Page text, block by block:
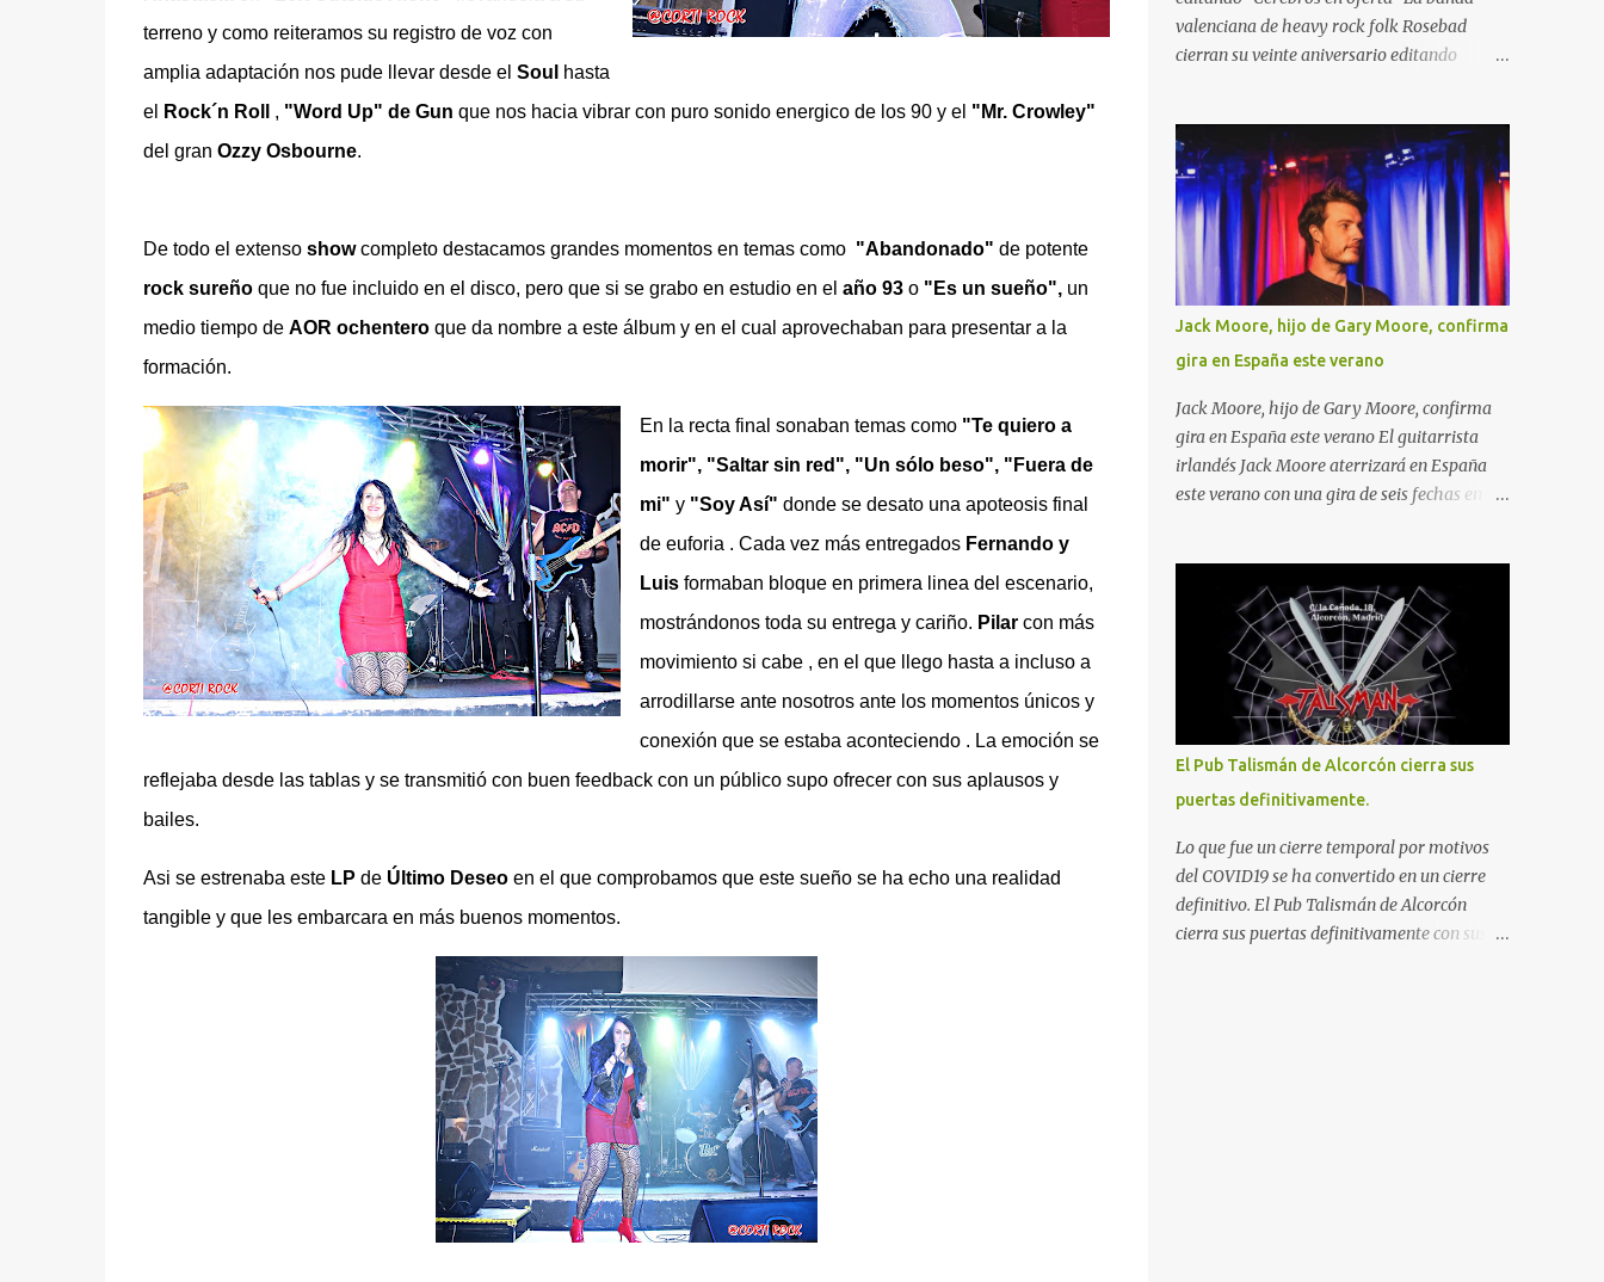
terreno y como reiteramos su registro de voz con
amplia adaptación nos pude llevar desde el Soul
hasta
el
Rock´n Roll , "Word Up" de Gun que nos hacia vibrar con puro sonido energico de los 90 y el "Mr. Crowley"
del gran Ozzy Osbourne.
De todo el extenso showcompleto destacamos grandes momentos en temas como "Abandonado" de potente
rock sureñoque no fue incluido en el disco, pero que si se grabo en estudio en el año 93o"Es un sueño", un
medio tiempo de AOR ochentero que da nombre a este álbum y en el cual aprovechaban para presentar a la
formación.
En la recta final sonaban temas como"Te quiero a
morir", "Saltar sin red", "Un sólo beso", "Fuera de
mi" y"Soy Así" donde se desato una apoteosis final
de euforia . Cada vez más entregados Fernando y
Luisformaban bloque en primera linea del escenario,
mostrándonos toda su entrega y cariño. Pilarcon más
movimiento si cabe , en el que llego hasta a incluso a
arrodillarse ante nosotros ante los momentos únicos y
conexión que se estaba aconteciendo . La emoción se
reflejaba desde las tablas y se transmitió con buen feedback con un público supo ofrecer con sus aplausos y
bailes.
Asi se estrenaba esteLP de Último Deseoen el que comprobamos que este sueño se ha echo una realidad
tangible y que les embarcara en más buenos momentos.
valenciana de heavy rock folk Rosebad
cierran su veinte aniversario editando
Un trabajo que combina el heavy metal y el
hard rock con pinceladas de folk como solo
ellos saben hacerlo. Sus letras están llenas de
actualidad, que van desde la guerra, a la
inteligencia artificial pasando por el amor,
la cerveza y el buen rollo.
Jack Moore, hijo de Gary Moore, confirma
gira en España este verano
Jack Moore, hijo de Gary Moore, confirma
gira en España este verano El guitarrista
irlandés Jack Moore aterrizará en España
este verano con una gira de seis fechas en la
su padre, el inolvidable Gary Moore . El tour
recorrerá Zaragoza, Piloña, Madrid,
Burlada, Sarón y Barcelona entre el 31 de
julio y el 8 de agosto de 2026.
El Pub Talismán de Alcorcón cierra sus
puertas definitivamente.
Lo que fue un cierre temporal por motivos
del COVID19 se ha convertido en un cierre
definitivo. El Pub Talismán de Alcorcón
cierra sus puertas definitivamente con sus